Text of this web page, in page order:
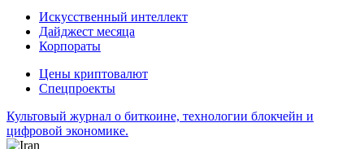
Искусственный интеллект
Дайджест месяца
Корпораты
Цены криптовалют
Спецпроекты
Культовый журнал о биткоине, технологии блокчейн и
цифровой экономике.